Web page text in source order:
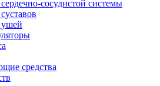
сосудистой системы
ушей
средства